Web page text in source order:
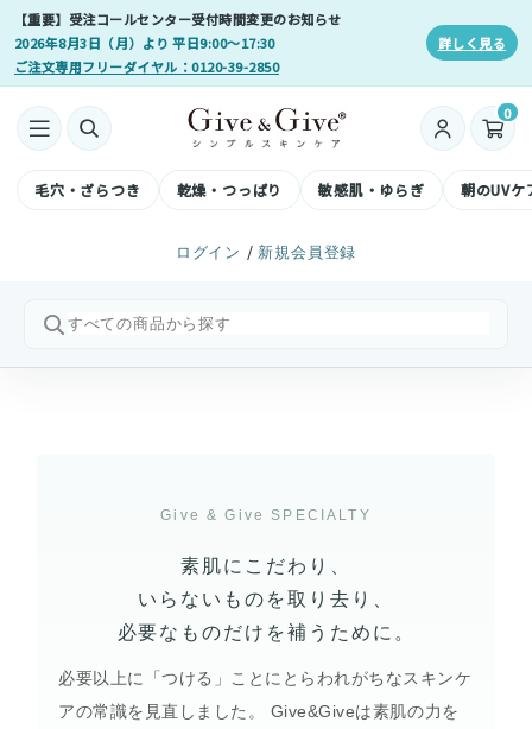
【重要】受注コールセンター受付時間変更のお知らせ
2026年8月3日（月）より 平日9:00〜17:30
ご注文専用フリーダイヤル：0120-39-2850
詳しく見る
0
毛穴・ざらつき 乾燥・つっぱり 敏感肌・ゆらぎ 朝のUVケ
ログイン / 新規会員登録
Give & Give SPECIALTY
素肌にこだわり、
いらないものを取り去り、
必要なものだけを補うために。
必要以上に「つける」ことにとらわれがちなスキンケ
アの常識を見直しました。 Give&Giveは素肌の力を